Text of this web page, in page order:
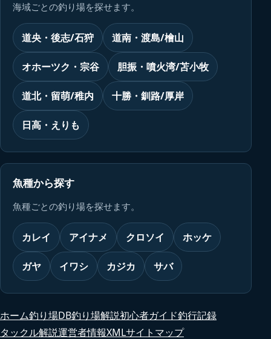
海域ごとの釣り場を探せます。
道央・後志/石狩 道南・渡島/檜山
オホーツク・宗谷 胆振・噴火湾/苫小牧
道北・留萌/稚内 十勝・釧路/厚岸
日高・えりも
魚種から探す
魚種ごとの釣り場を探せます。
カレイ アイナメ クロソイ ホッケ
ガヤ イワシ カジカ サバ
ホーム釣り場DB釣り場解説初心者ガイド釣行記録
タックル解説運営者情報XMLサイトマップ